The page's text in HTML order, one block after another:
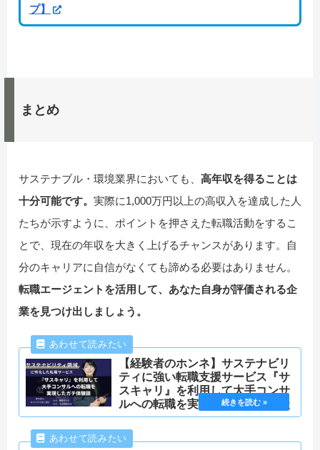
プ】
まとめ
サステナブル・環境業界においても、 高年収を得ることは
十分可能です。 実際に1,000万円以上の高収入を達成した人
たちが示すように、ポイントを押さえた転職活動をするこ
とで、現在の年収を大きく上げるチャンスがあります。自
分のキャリアに自信がなくても諦める必要はありません。
転職エージェントを活用して、あなた自身が評価される企
業を見つけ出しましょう。
【経験者のホンネ】サステナビリ
ティに強い転職支援サービス『サ
スキャリ』を利用して大手コンサ
ルへの転職を実現したガチ体験談